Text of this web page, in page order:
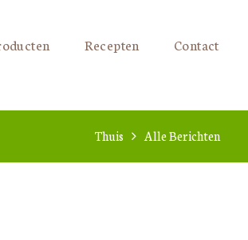
Recepten Contact
Thuis Alle Berichten